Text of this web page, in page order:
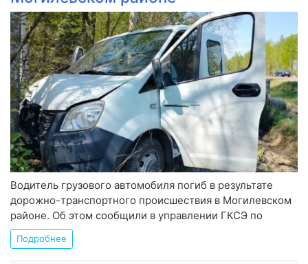
Водитель грузового автомобиля погиб в результате
дорожно-транспортного происшествия в Могилевском
районе. Об этом сообщили в управлении ГКСЭ по
Подробнее